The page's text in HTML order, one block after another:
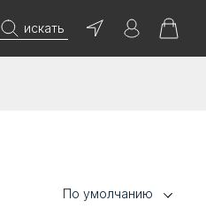
искать
По умолчанию